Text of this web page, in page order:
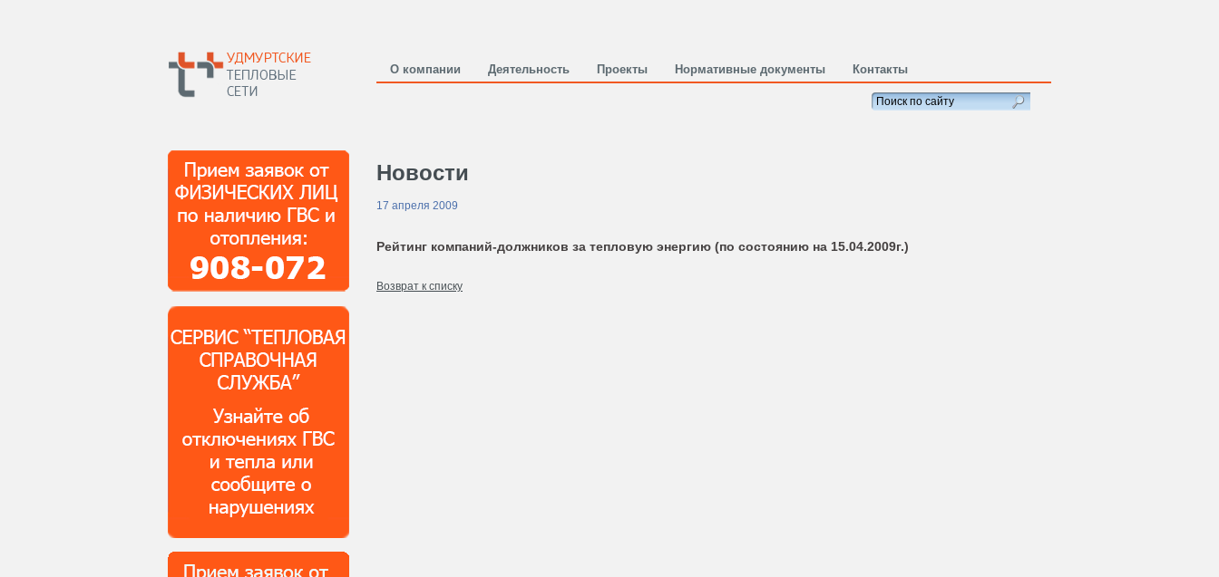
О компании Деятельность Проекты Нормативные документы Контакты
Новости
17 апреля 2009
Рейтинг компаний-должников за тепловую энергию (по состоянию на 15.04.2009г.)
Возврат к списку